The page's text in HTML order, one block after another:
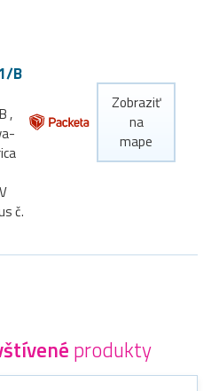
B
,
č.
Zobraziť
na
mape
produkty